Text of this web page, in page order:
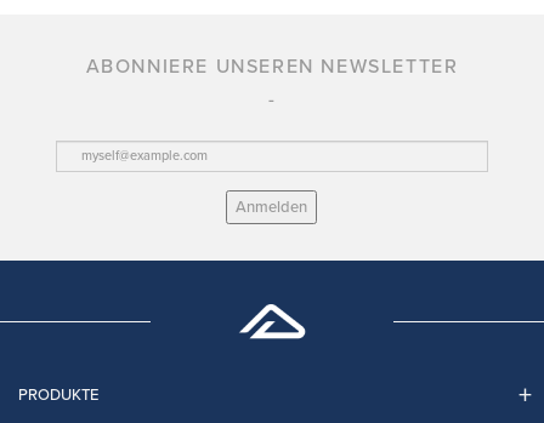
ABONNIERE UNSEREN NEWSLETTER
Anmelden
PRODUKTE